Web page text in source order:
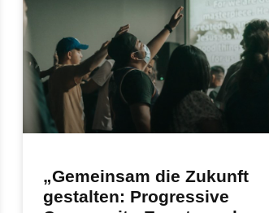
„Gemeinsam die Zukunft
gestalten: Progressive